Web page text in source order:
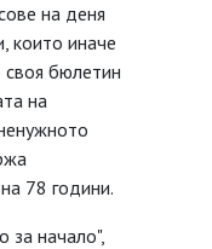
на деня
които иначе
бюлетин
на
78 години.
за начало",